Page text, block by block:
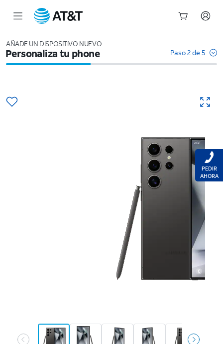
AÑADE UN DISPOSITIVO NUEVO
Personaliza tu phone Paso 2 de 5
PEDIR
AHORA